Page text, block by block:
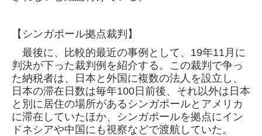
【シンガポール拠点裁判】
最後に、比較的最近の事例として、19年11月に
判決が下った裁判例を紹介する。この裁判で争っ
た納税者は、日本と外国に複数の法人を設立し、
日本の滞在日数は毎年100日前後、それ以外は日本
と別に居住の場所があるシンガポールとアメリカ
に滞在していたほか、シンガポールを拠点にイ ン
ドネシアや中国にも視察などで渡航していた。